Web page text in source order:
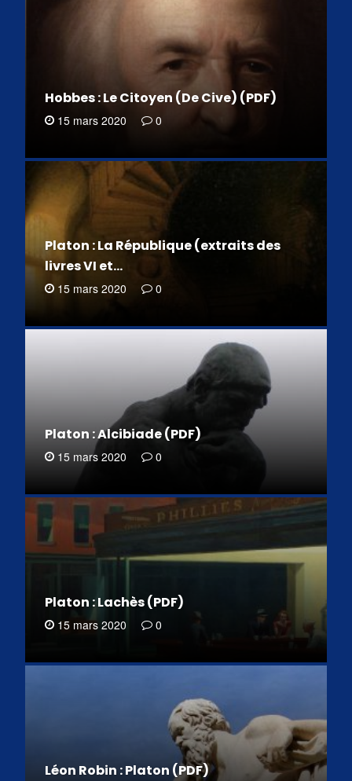
Hobbes : Le Citoyen (De Cive) (PDF)
15 mars 2020 0
Platon : La République (extraits des
livres VI et…
15 mars 2020 0
Platon : Alcibiade (PDF)
15 mars 2020 0
Platon : Lachès (PDF)
15 mars 2020 0
Léon Robin : Platon (PDF)